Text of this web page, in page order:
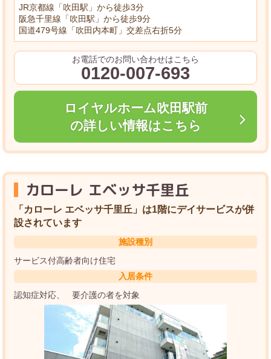
JR京都線「吹田駅」から徒歩3分
阪急千里線「吹田駅」から徒歩9分
国道479号線「吹田内本町」交差点右折5分
お電話でのお問い合わせはこちら
0120-007-693
ロイヤルホーム吹田駅前
の詳しい情報はこちら
カローレ エベッサ千里丘
「カローレ エベッサ千里丘」は1階にデイサービスが併
設されています
施設種別
サービス付高齢者向け住宅
入居条件
認知症対応
要介護の者を対象